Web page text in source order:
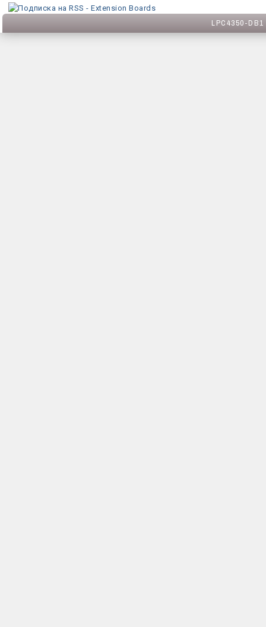
LPC4350-